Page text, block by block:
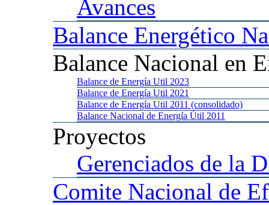
Avances
Balance Energético
Balance Nacional en
Balance de Energía Util 2023
Balance de Energía Util 2021
Balance de Energía Util 2011 (consolidado)
Balance Nacional de Energía Útil 2011
Proyectos
Gerenciados de la
Comite Nacional de